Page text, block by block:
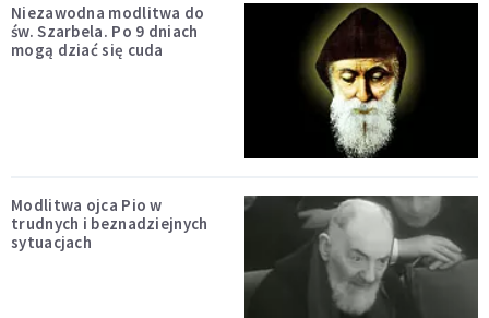
Niezawodna modlitwa do
św. Szarbela. Po 9 dniach
mogą dziać się cuda
Modlitwa ojca Pio w
trudnych i beznadziejnych
sytuacjach